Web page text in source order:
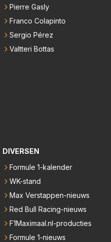
Pierre Gasly
Franco Colapinto
Sergio Pérez
Valtteri Bottas
DIVERSEN
Formule 1-kalender
WK-stand
Max Verstappen-nieuws
Red Bull Racing-nieuws
F1Maximaal.nl-producties
Formule 1-nieuws